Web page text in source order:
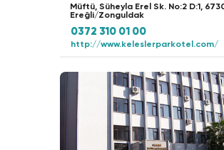
Müftü, Süheyla Erel Sk. No:2 D:1,
Ereğli/Zonguldak
0372 310 01 00
http://www.keleslerparkotel.com/